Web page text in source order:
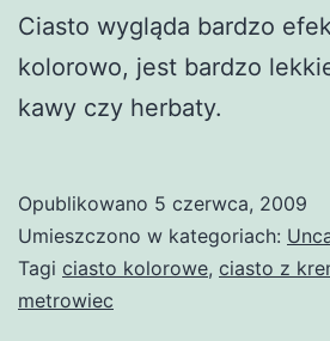
Ciasto wygląda bardzo
kolorowo, jest bardzo
kawy czy herbaty.
Opublikowano 5 czerwca, 2009
Umieszczono w kategoriach:
Tagi ciasto kolorowe, ciasto z
metrowiec